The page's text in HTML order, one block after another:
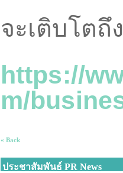
จะเติบโตถึ
https://
m/
« Back
ประชาสัมพันธ์ PR News